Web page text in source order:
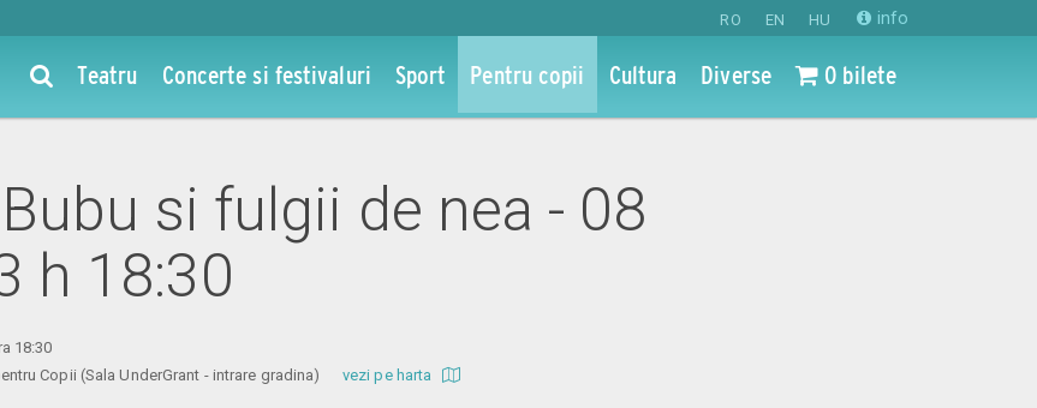
RO EN HU info
Teatru Concerte si festivaluri Sport Pentru copii Cultura Diverse 0 bilete
si fulgii de nea - 08
h 18:30
18:30
Copii (Sala UnderGrant - intrare gradina) vezi pe harta